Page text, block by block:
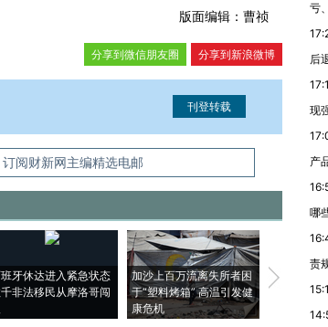
版面编辑：曹祯
分享到新浪微博
分享到微信朋友圈
刊登转载。
订阅财新网主编精选电邮
牙休达进入紧急状态
非法移民从摩洛哥闯
加沙上百万流离失所者困
于“塑料烤箱” 高温引发健
康危机
视线｜
术：是什
心“花钱找
亏
后
现
产
哪
责